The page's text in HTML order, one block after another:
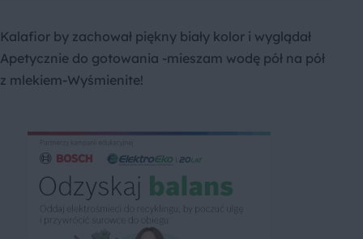
Kalafior by zachował piękny biały kolor i wyglądał
Apetycznie do gotowania -mieszam wodę pół na pół
z mlekiem-Wyśmienite!